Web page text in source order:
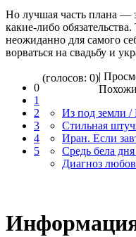
Но лучшая часть плана —
какие-либо
неожиданно для самого
ворваться на свадьбу и
0
1
2
3
4
5
(голосов: 0)|
Из под земли /
Стильная
Иран. Если
Средь бела
Диагноз